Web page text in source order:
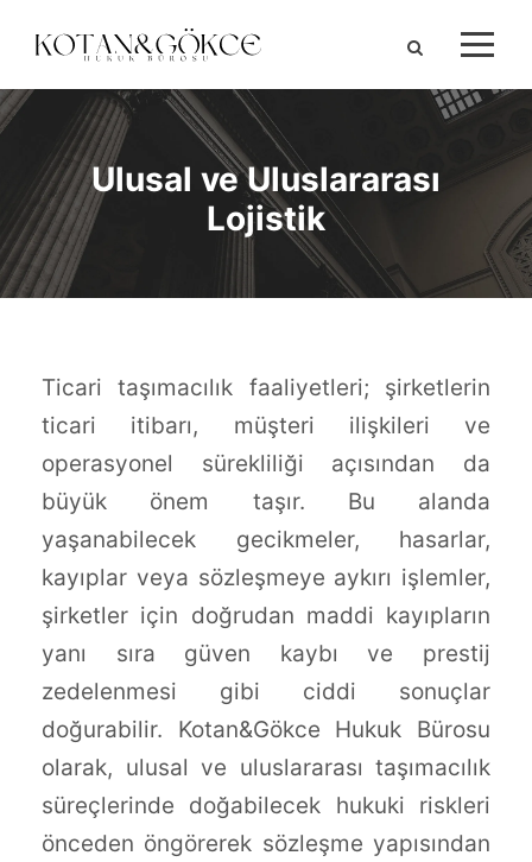
Ulusal ve Uluslararası
Lojistik
Ticari taşımacılık faaliyetleri; şirketlerin
ticari itibarı, müşteri ilişkileri ve
operasyonel sürekliliği açısından da
büyük önem taşır. Bu alanda
yaşanabilecek gecikmeler, hasarlar,
kayıplar veya sözleşmeye aykırı işlemler,
şirketler için doğrudan maddi kayıpların
yanı sıra güven kaybı ve prestij
zedelenmesi gibi ciddi sonuçlar
doğurabilir. Kotan&Gökce Hukuk Bürosu
olarak, ulusal ve uluslararası taşımacılık
süreçlerinde doğabilecek hukuki riskleri
önceden öngörerek sözleşme yapısından